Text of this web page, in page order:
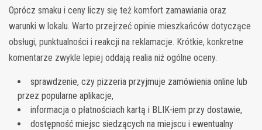
Oprócz smaku i ceny liczy się też komfort zamawiania oraz
warunki w lokalu. Warto przejrzeć opinie mieszkańców dotyczące
obsługi, punktualności i reakcji na reklamacje. Krótkie, konkretne
komentarze zwykle lepiej oddają realia niż ogólne oceny.
sprawdzenie, czy pizzeria przyjmuje zamówienia online lub
przez popularne aplikacje,
informacja o płatnościach kartą i BLIK-iem przy dostawie,
dostępność miejsc siedzących na miejscu i ewentualny